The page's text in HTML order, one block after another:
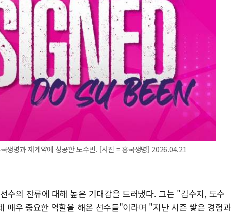
생명과 재계약에 성공한 도수빈. [사진 = 흥국생명] 2026.04.21
수의 잔류에 대해 높은 기대감을 드러냈다. 그는 "김수지, 도수
매우 중요한 역할을 해온 선수들"이라며 "지난 시즌 쌓은 경험과